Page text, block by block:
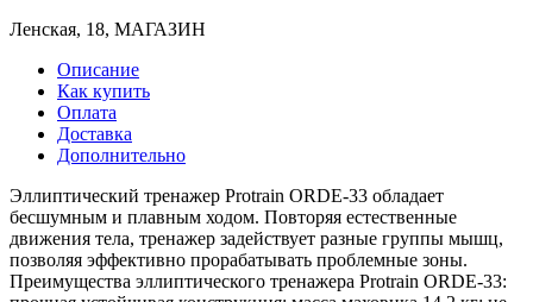
Ленская, 18, МАГАЗИН
Описание
Как купить
Оплата
Доставка
Дополнительно
Эллиптический тренажер Protrain ORDE-33 обладает
бесшумным и плавным ходом. Повторяя естественные
движения тела, тренажер задействует разные группы мышц,
позволяя эффективно прорабатывать проблемные зоны.
Преимущества эллиптического тренажера Protrain ORDE-33: